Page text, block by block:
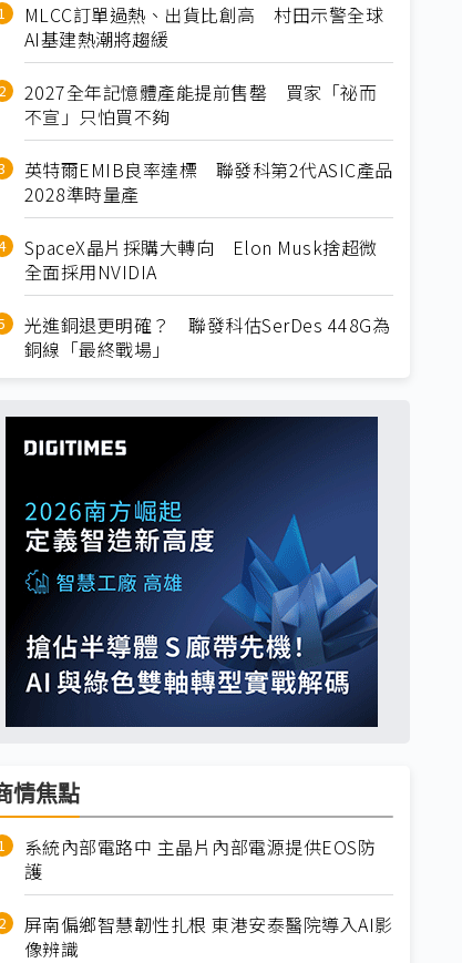
MLCC訂單過熱、出貨比創高 村田示警全球
AI基建熱潮將趨緩
2027全年記憶體產能提前售罄 買家「祕而
不宣」只怕買不夠
英特爾EMIB良率達標 聯發科第2代ASIC產品
2028準時量產
SpaceX晶片採購大轉向 Elon Musk捨超微
全面採用NVIDIA
光進銅退更明確？ 聯發科估SerDes 448G為
銅線「最終戰場」
情焦點
系統內部電路中 主晶片內部電源提供EOS防
護
屏南偏鄉智慧韌性扎根 東港安泰醫院導入AI影
像辨識